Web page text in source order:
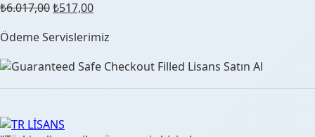
₺6.017,00Orijinal
₺6.017,00.
₺517,00Şu
fiyat:
Ödeme Servislerimiz